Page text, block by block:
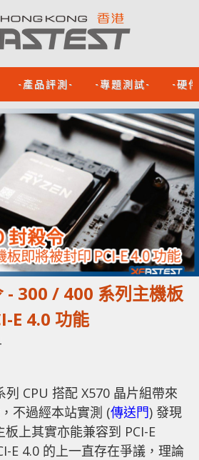
-產品評測- -專題測試- -硬
- 300 / 400 系列主機板
E 4.0 功能
CPU 搭配 X570 晶片組帶來
不過經本站實測 (傳送門) 發現
板上其實亦能兼容到 PCI-E
E 4.0 的上一直存在爭議，理論